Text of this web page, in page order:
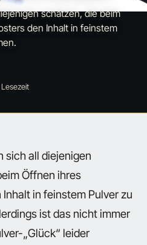
schätzen, die beim
den Inhalt in feinstem
Lesezeit
sich all diejenigen
Öffnen ihres
in feinstem Pulver zu
ist das nicht immer
„Glück“ leider